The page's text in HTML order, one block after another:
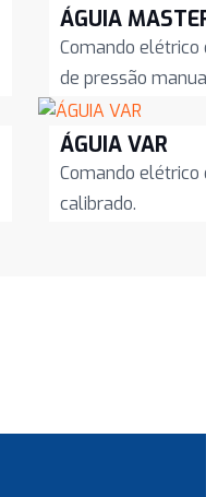
ÁGUIA
Comando
de pressão
ÁGUIA VAR
Comando
calibrado.